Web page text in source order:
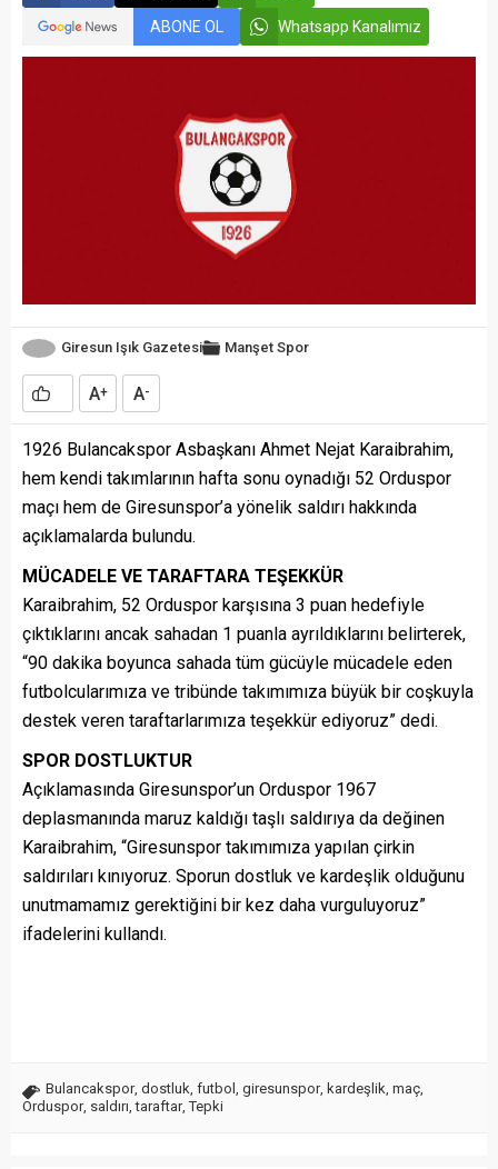
ABONE OL Whatsapp Kanalımız
Giresun Işık Gazetesi Manşet Spor
A+ A-
1926 Bulancakspor Asbaşkanı Ahmet Nejat Karaibrahim,
hem kendi takımlarının hafta sonu oynadığı 52 Orduspor
maçı hem de Giresunspor’a yönelik saldırı hakkında
açıklamalarda bulundu.
MÜCADELE VE TARAFTARA TEŞEKKÜR
Karaibrahim, 52 Orduspor karşısına 3 puan hedefiyle
çıktıklarını ancak sahadan 1 puanla ayrıldıklarını belirterek,
“90 dakika boyunca sahada tüm gücüyle mücadele eden
futbolcularımıza ve tribünde takımımıza büyük bir coşkuyla
destek veren taraftarlarımıza teşekkür ediyoruz” dedi.
SPOR DOSTLUKTUR
Açıklamasında Giresunspor’un Orduspor 1967
deplasmanında maruz kaldığı taşlı saldırıya da değinen
Karaibrahim, “Giresunspor takımımıza yapılan çirkin
saldırıları kınıyoruz. Sporun dostluk ve kardeşlik olduğunu
unutmamamız gerektiğini bir kez daha vurguluyoruz”
ifadelerini kullandı.
Bulancakspor, dostluk futbol giresunspor, kardeşlik maç
Orduspor, saldırı ,taraftar,Tepki